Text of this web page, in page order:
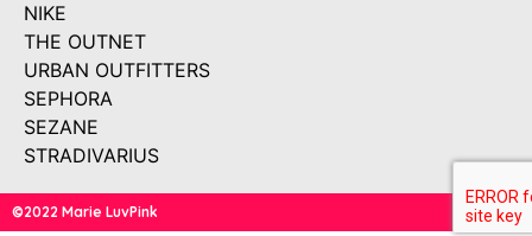
NIKE
THE OUTNET
URBAN OUTFITTERS
SEPHORA
SEZANE
STRADIVARIUS
©2022 Marie LuvPink